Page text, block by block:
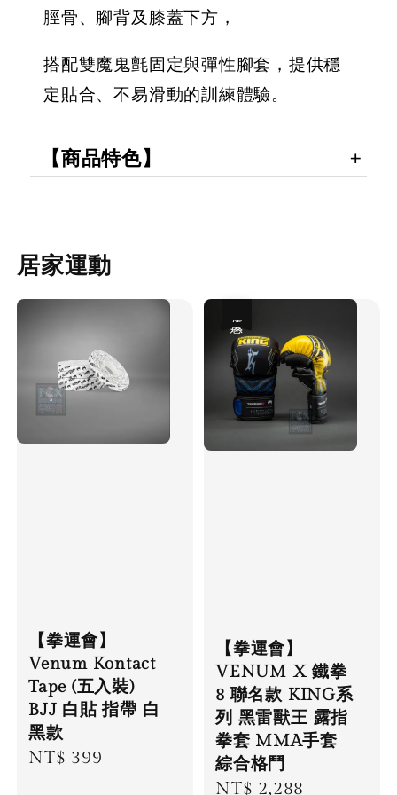
脛骨、腳背及膝蓋下方，
搭配雙魔鬼氈固定與彈性腳套，提供穩
定貼合、不易滑動的訓練體驗。
【商品特色】
居家運動
【拳運會】
Venum Kontact
Tape (五入裝)
BJJ 白貼 指帶 白
黑款
Regular
NT$ 399
【拳運會】
VENUM X 鐵拳
8 聯名款 KING系
列 黑雷獸王 露指
拳套 MMA手套
綜合格鬥
Sale
NT$ 2,288